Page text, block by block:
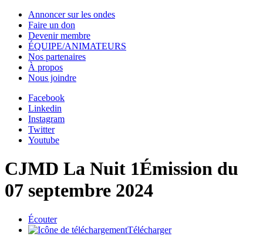
Annoncer sur les ondes
Faire un don
Devenir membre
ÉQUIPE/ANIMATEURS
Nos partenaires
À propos
Nous joindre
Facebook
Linkedin
Instagram
Twitter
Youtube
CJMD La Nuit 1Émission du
07 septembre 2024
Écouter
Télécharger